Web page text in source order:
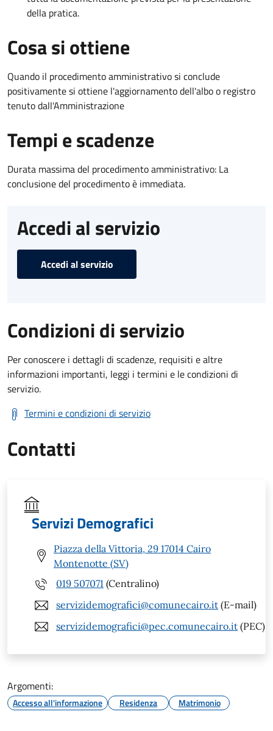
della pratica.
Cosa si ottiene
Quando il procedimento amministrativo si conclude
positivamente si ottiene l'aggiornamento dell'albo o registro
tenuto dall'Amministrazione
Tempi e scadenze
Durata massima del procedimento amministrativo: La
conclusione del procedimento è immediata.
Accedi al servizio
Accedi al servizio
Condizioni di servizio
Per conoscere i dettagli di scadenze, requisiti e altre
informazioni importanti, leggi i termini e le condizioni di
servizio.
Termini e condizioni di servizio
Contatti
Servizi Demografici
Piazza della Vittoria, 29 17014 Cairo
Montenotte (SV)
019 507071 (Centralino)
servizidemografici@comunecairo.it (E-mail)
servizidemografici@pec.comunecairo.it (PEC)
Argomenti:
Accesso all'informazione Residenza Matrimonio